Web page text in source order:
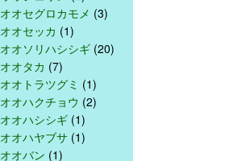
オオセグロカモメ (3)
オオセッカ (1)
オオソリハシシギ (20)
オオタカ (7)
オオトラツグミ (1)
オオハクチョウ (2)
オオハシシギ (1)
オオハヤブサ (1)
オオバン (1)